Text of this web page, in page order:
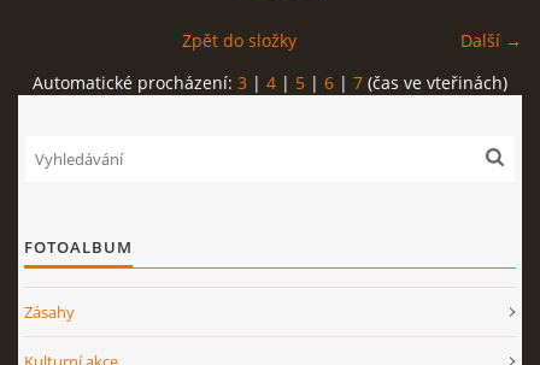
Další →
Zpět do složky
Automatické procházení: 3 | 4 | 5 | 6 | 7 (čas ve vteřinách)
FOTOALBUM
Zásahy